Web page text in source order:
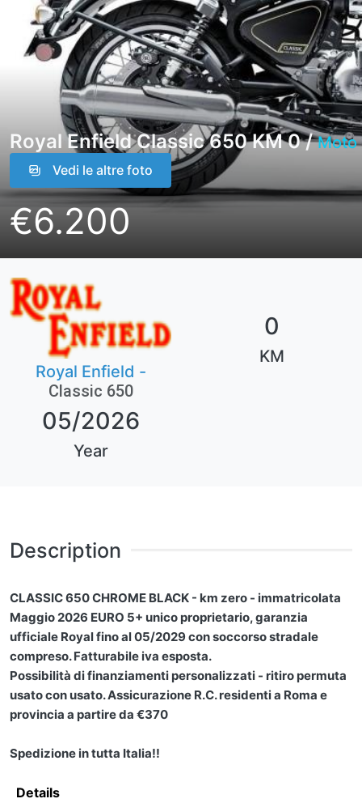
Royal Enfield Classic 650 KM 0 /Moto
Vedi le altre foto
€6.200
Royal Enfield -
Classic 650
0
KM
05/2026
Year
Description
CLASSIC 650 CHROME BLACK - km zero - immatricolata
Maggio 2026 EURO 5+ unico proprietario, garanzia
ufficiale Royal fino al 05/2029 con soccorso stradale
compreso. Fatturabile iva esposta.
Possibilità di finanziamenti personalizzati - ritiro permuta
usato con usato. Assicurazione R.C. residenti a Roma e
provincia a partire da €370
Spedizione in tutta Italia!!
Details